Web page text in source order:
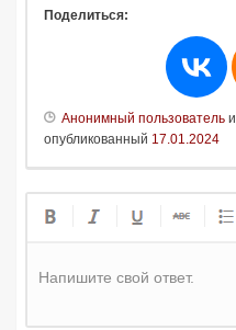
Поделиться:
Анонимный пользователь
опубликованный 17.01.2024
Напишите свой ответ.